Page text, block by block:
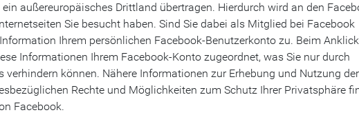
außereuropäisches Drittland übertragen. Hierdurch wird an den
Sie besucht haben. Sind Sie dabei als Mitglied bei Facebook
Ihrem persönlichen Facebook-Benutzerkonto zu. Beim
Informationen Ihrem Facebook-Konto zugeordnet, was Sie nur durch
können. Nähere Informationen zur Erhebung und Nutzung der
Rechte und Möglichkeiten zum Schutz Ihrer Privatsphäre
Facebook.